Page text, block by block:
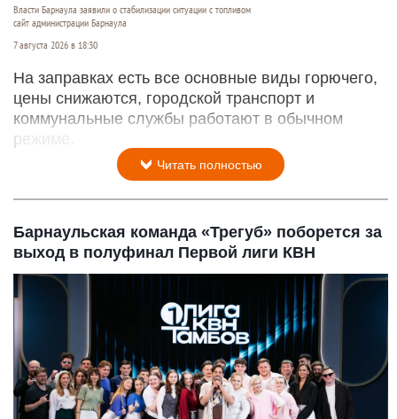
Власти Барнаула заявили о стабилизации ситуации с топливом
сайт администрации Барнаула
7 августа 2026 в 18:30
На заправках есть все основные виды горючего,
цены снижаются, городской транспорт и
коммунальные службы работают в обычном
режиме.
Читать полностью
Барнаульская команда «Трегуб» поборется за
выход в полуфинал Первой лиги КВН